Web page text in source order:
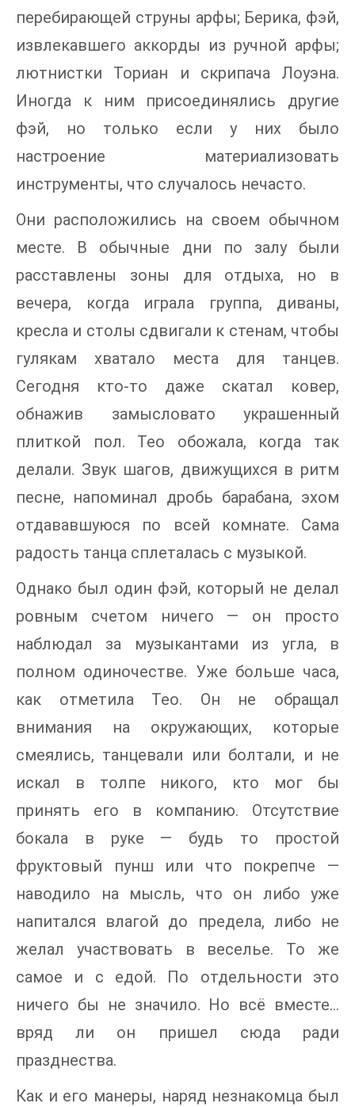
перебирающей струны арфы; Берика, фэй,
извлекавшего аккорды из ручной арфы;
лютнистки Ториан и скрипача Лоуэна.
Иногда к ним присоединялись другие
фэй, но только если у них было
настроение материализовать
инструменты, что случалось нечасто.
Они расположились на своем обычном
месте. В обычные дни по залу были
расставлены зоны для отдыха, но в
вечера, когда играла группа, диваны,
кресла и столы сдвигали к стенам, чтобы
гулякам хватало места для танцев.
Сегодня кто-то даже скатал ковер,
обнажив замысловато украшенный
плиткой пол. Тео обожала, когда так
делали. Звук шагов, движущихся в ритм
песне, напоминал дробь барабана, эхом
отдававшуюся по всей комнате. Сама
радость танца сплеталась с музыкой.
Однако был один фэй, который не делал
ровным счетом ничего — он просто
наблюдал за музыкантами из угла, в
полном одиночестве. Уже больше часа,
как отметила Тео. Он не обращал
внимания на окружающих, которые
смеялись, танцевали или болтали, и не
искал в толпе никого, кто мог бы
принять его в компанию. Отсутствие
бокала в руке — будь то простой
фруктовый пунш или что покрепче —
наводило на мысль, что он либо уже
напитался влагой до предела, либо не
желал участвовать в веселье. То же
самое и с едой. По отдельности это
ничего бы не значило. Но всё вместе…
вряд ли он пришел сюда ради
празднества.
Как и его манеры, наряд незнакомца был